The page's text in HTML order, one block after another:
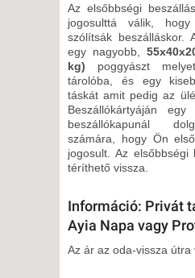
Az elsőbbségi
jogosulttá válik,
szólítsák beszálláskor.
egy nagyobb,
kg) poggyászt
tárolóba, és egy
táskát amit pedig az
Beszállókártyáján
beszállókapunál
számára, hogy Ön
jogosult. Az
téríthető vissza.
Információ: Privát
Ayia Napa vagy
Az ár az oda-vissza útra